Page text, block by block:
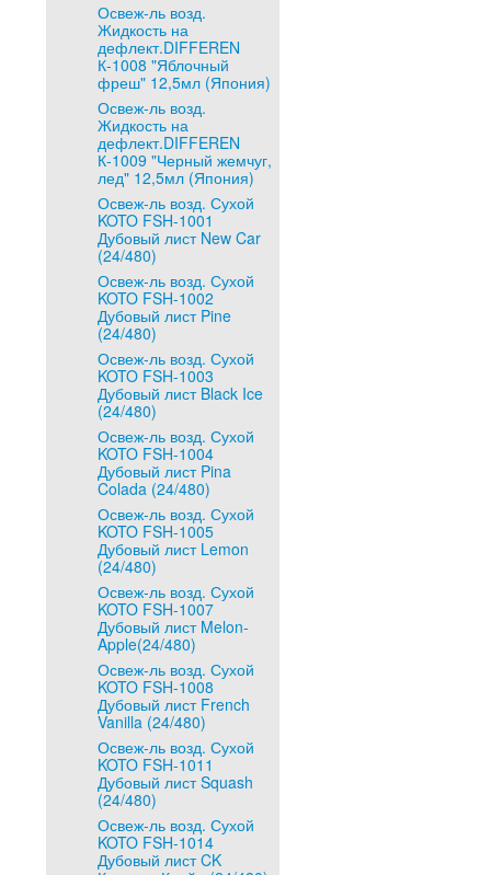
Освеж-ль возд.
Жидкость на
дефлект.DIFFEREN
К-1008 "Яблочный
фреш" 12,5мл (Япония)
Освеж-ль возд.
Жидкость на
дефлект.DIFFEREN
К-1009 "Черный жемчуг,
лед" 12,5мл (Япония)
Освеж-ль возд. Сухой
KOTO FSH-1001
Дубовый лист New Car
(24/480)
Освеж-ль возд. Сухой
KOTO FSH-1002
Дубовый лист Pine
(24/480)
Освеж-ль возд. Сухой
KOTO FSH-1003
Дубовый лист Black Ice
(24/480)
Освеж-ль возд. Сухой
KOTO FSH-1004
Дубовый лист Pina
Colada (24/480)
Освеж-ль возд. Сухой
KOTO FSH-1005
Дубовый лист Lemon
(24/480)
Освеж-ль возд. Сухой
KOTO FSH-1007
Дубовый лист Melon-
Apple(24/480)
Освеж-ль возд. Сухой
KOTO FSH-1008
Дубовый лист French
Vanilla (24/480)
Освеж-ль возд. Сухой
KOTO FSH-1011
Дубовый лист Squash
(24/480)
Освеж-ль возд. Сухой
KOTO FSH-1014
Дубовый лист CK